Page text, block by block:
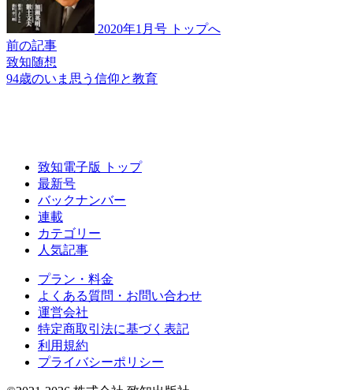
2020年1月号 トップへ
前の記事
致知随想
94歳のいま思う 信仰と教育
致知電子版 トップ
最新号
バックナンバー
連載
カテゴリー
人気記事
プラン・料金
よくある質問・お問い合わせ
運営会社
特定商取引法に基づく表記
利用規約
プライバシーポリシー